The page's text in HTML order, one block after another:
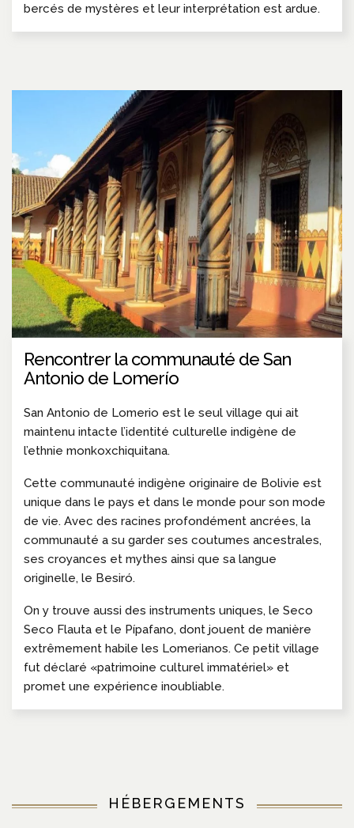
bercés de mystères et leur interprétation est ardue.
Rencontrer la communauté de San
Antonio de Lomerío
San Antonio de Lomerio est le seul village qui ait
maintenu intacte l’identité culturelle indigène de
l’ethnie monkoxchiquitana.
Cette communauté indigène originaire de Bolivie est
unique dans le pays et dans le monde pour son mode
de vie. Avec des racines profondément ancrées, la
communauté a su garder ses coutumes ancestrales,
ses croyances et mythes ainsi que sa langue
originelle, le Besiró.
On y trouve aussi des instruments uniques, le Seco
Seco Flauta et le Pípafano, dont jouent de manière
extrêmement habile les Lomerianos. Ce petit village
fut déclaré «patrimoine culturel immatériel» et
promet une expérience inoubliable.
HÉBERGEMENTS